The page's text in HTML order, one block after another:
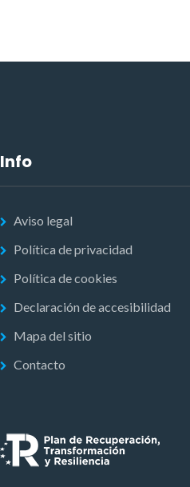
Info
Aviso legal
Política de privacidad
Política de cookies
Declaración de accesibilidad
Mapa del sitio
Contacto